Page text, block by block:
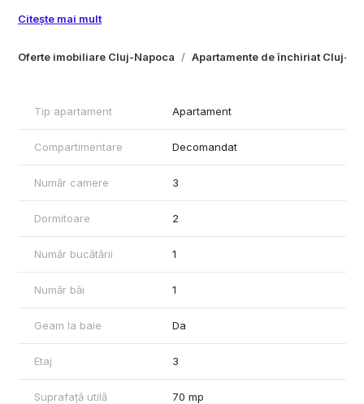
Oferte imobiliare Cluj-Napoca Apartamente de închiriat Cluj-
Apartamentul se inchiriaza complet utilat si mobilat.
Pentru orice informatii suplimentare sau programari pentru
vizionare, nu ezitati sa ma contactati.
Citește mai mult
Tip apartament Apartament
Compartimentare Decomandat
Număr camere 3
Dormitoare 2
Număr bucătării 1
Număr băi 1
Geam la baie Da
Etaj 3
Suprafață utilă 70 mp